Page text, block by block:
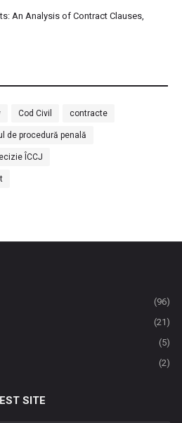
An Analysis of Contract Clauses,
Cod Civil contracte
de procedură penală
ÎCCJ
(96)
(21)
(5)
(2)
SITE